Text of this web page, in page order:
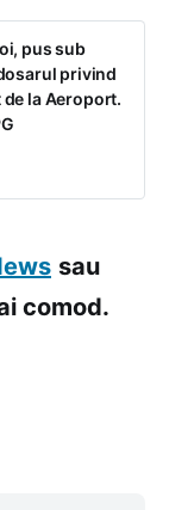
pus sub
privind
la Aeroport.
sau
comod.